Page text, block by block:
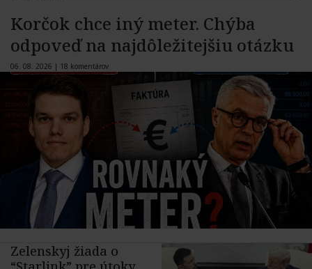
Korčok chce iný meter. Chýba
odpoveď na najdôležitejšiu otázku
06. 08. 2026 | 18 komentárov
Zelenskyj žiada o